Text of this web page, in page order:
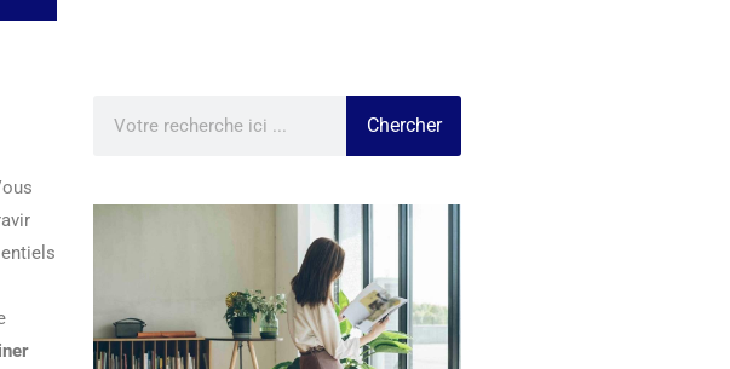
Chercher